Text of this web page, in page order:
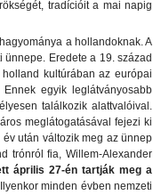
tradícióit a mai napig
a hollandoknak. A
Eredete a 19. század
kultúrában az európai
egyik leglátványosabb
találkozik alattvalóival.
meglátogatásával fejezi ki
után változik meg az ünnep
trónról fia, Willem-Alexander
április 27-én tartják meg a
Ilyenkor minden évben nemzeti